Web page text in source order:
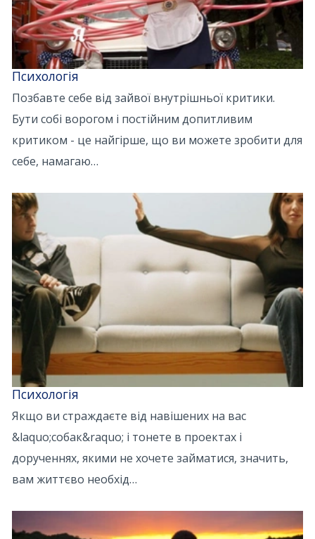
Психологія
Позбавте себе від зайвої внутрішньої критики.
Бути собі ворогом і постійним допитливим
критиком - це найгірше, що ви можете зробити для
себе, намагаю…
Психологія
Якщо ви страждаєте від навішених на вас
&laquo;собак&raquo; і тонете в проектах і
дорученнях, якими не хочете займатися, значить,
вам життєво необхід…